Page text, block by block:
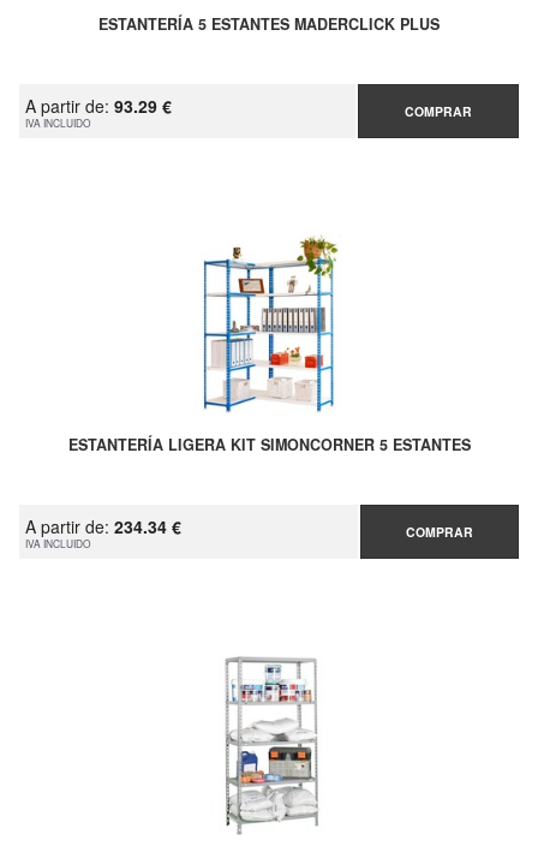
ESTANTERÍA 5 ESTANTES MADERCLICK PLUS
A partir de: 93.29 €
IVA INCLUIDO
COMPRAR
ESTANTERÍA LIGERA KIT SIMONCORNER 5 ESTANTES
A partir de: 234.34 €
IVA INCLUIDO
COMPRAR